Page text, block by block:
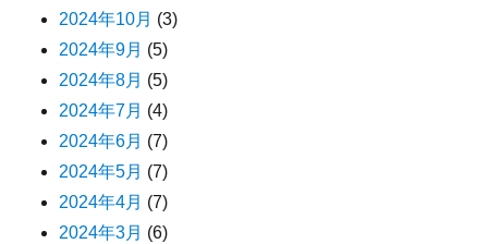
2024年10月 (3)
2024年9月 (5)
2024年8月 (5)
2024年7月 (4)
2024年6月 (7)
2024年5月 (7)
2024年4月 (7)
2024年3月 (6)